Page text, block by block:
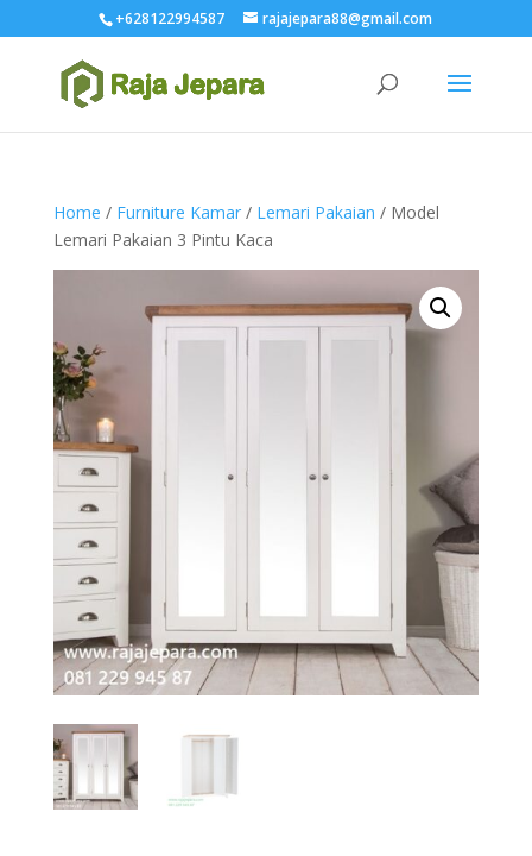
+628122994587 rajajepara88@gmail.com
Home / Furniture Kamar/ Lemari Pakaian / Model
Lemari Pakaian 3 Pintu Kaca